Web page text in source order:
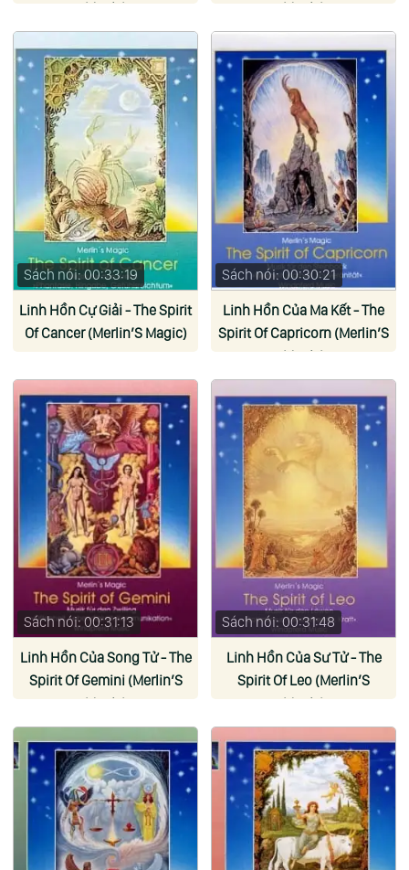
Magic)
Magic)
Sách nói: 00:33:19
Linh Hồn Cự Giải - The Spirit
Of Cancer (Merlin’S Magic)
Sách nói: 00:30:21
Linh Hồn Của Ma Kết - The
Spirit Of Capricorn (Merlin’S
Magic)
Sách nói: 00:31:13
Linh Hồn Của Song Tử - The
Spirit Of Gemini (Merlin’S
Magic)
Sách nói: 00:31:48
Linh Hồn Của Sư Tử - The
Spirit Of Leo (Merlin’S
Magic)